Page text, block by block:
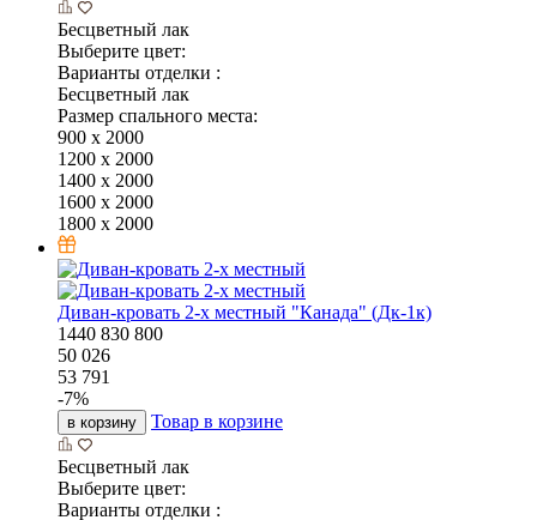
Бесцветный лак
Выберите цвет:
Варианты отделки :
Бесцветный лак
Размер спального места:
900 х 2000
1200 х 2000
1400 х 2000
1600 х 2000
1800 х 2000
Диван-кровать 2-х местный "Канада" (Дк-1к)
1440 830 800
50 026
53 791
-7%
в корзину Товар в корзине
Бесцветный лак
Выберите цвет:
Варианты отделки :